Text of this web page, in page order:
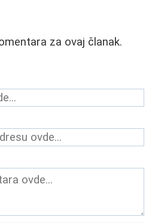
za ovaj članak.